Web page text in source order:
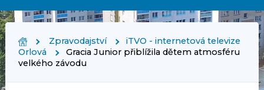
Zpravodajství
iTVO - internetová televize
Orlová
Gracia Junior přiblížila dětem atmosféru
velkého závodu